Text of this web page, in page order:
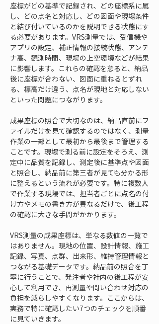
座標がどの基準で記録され、どの座標系に属
し、どの点名と対応し、どの図面や現場条件
と結び付いているのかを説明できる状態にす
る必要があります。VRS測量では、受信機や
アプリの設定、補正情報の接続状態、アンテ
ナ高、観測時間、現場の上空環境などが結果
に影響します。これらの確認を怠ると、納品
後に座標が合わない、図面に重ねるとずれ
る、標高だけ違う、点名が現地と対応しない
といった問題につながります。
成果座標の照合で大切なのは、納品直前にフ
ァイルだけを見て確認するのではなく、測量
作業の一部として最初から最後まで管理する
ことです。現場で測る前に設定をそろえ、測
定中に品質を記録し、測定後に基準点や図面
と照合し、納品前に第三者が見ても分かる形
に整えるという流れが必要です。特に複数人
で作業する現場では、担当者ごとに点名の付
け方やメモの書き方が異なるだけで、後工程
の確認に大きな手間がかかります。
VRS測量の成果座標は、単なる数値の一覧で
はありません。現地の位置、設計情報、施工
記録、写真、点群、出来形、維持管理情報と
つながる基礎データです。納品前の照合を丁
寧に行うことで、発注者や社内の後工程が安
心して利用でき、再測量や問い合わせ対応の
負担を減らしやすくなります。ここからは、
実務で特に確認したい7つのチェックを順番
に見ていきます。